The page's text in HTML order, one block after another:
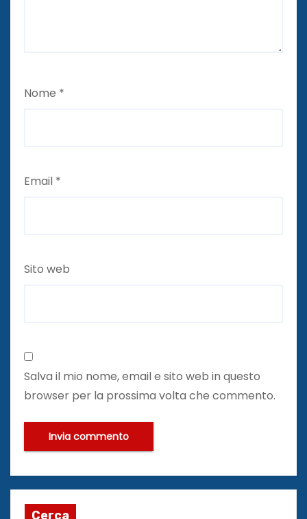
Nome *
Email *
Sito web
Salva il mio nome, email e sito web in questo
browser per la prossima volta che commento.
Cerca